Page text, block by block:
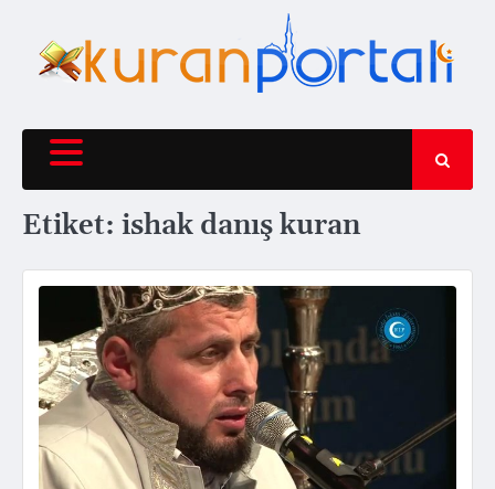
content
Etiket: ishak danış kuran